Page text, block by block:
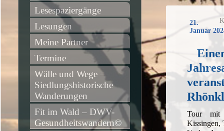
21.
Januar
Tour mit
Kissingen,
Lesespaziergänge
Lesungen
Meine Partner
Termine
Wälle und Wege –
Siedlungshistorische
Wanderungen
Fit im Wald – DWV-
Gesundheitswandern©